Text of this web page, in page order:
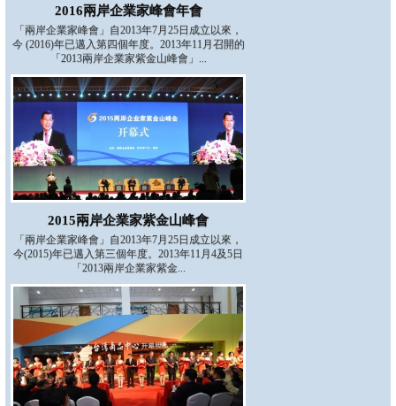
2016兩岸企業家峰會年會
「兩岸企業家峰會」自2013年7月25日成立以來，
今 (2016)年已邁入第四個年度。2013年11月召開的
「2013兩岸企業家紫金山峰會」...
2015兩岸企業家紫金山峰會
「兩岸企業家峰會」自2013年7月25日成立以來，
今(2015)年已邁入第三個年度。2013年11月4及5日
「2013兩岸企業家紫金...